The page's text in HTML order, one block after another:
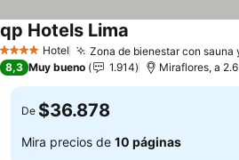
4 EstrellasHotel Zona de bienestar con sauna
qp Hotels Lima
8,3 Muy bueno 1.914 Miraflores, a
De $36.878
Mira precios de 10 páginas